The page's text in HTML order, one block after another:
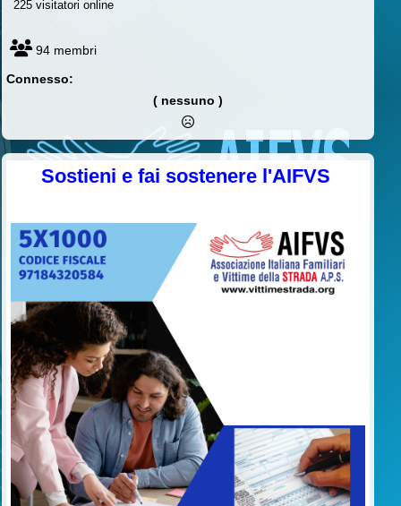
225 visitatori online
94 membri
Connesso:
( nessuno )
Sostieni e fai sostenere l'AIFVS